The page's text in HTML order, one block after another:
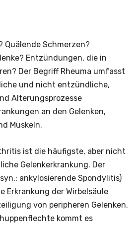
Quälende Schmerzen?
Entzündungen, die in
Der Begriff Rheuma umfasst
und nicht entzündliche,
Alterungsprozesse
an den Gelenken,
Muskeln.
ist die häufigste, aber nicht
Gelenkerkrankung. Der
ankylosierende Spondylitis)
Erkrankung der Wirbelsäule
von peripheren Gelenken.
kommt es